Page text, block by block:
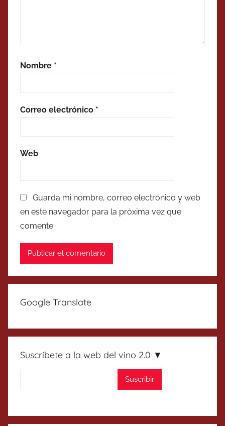
Nombre *
Correo electrónico *
Web
Guarda mi nombre, correo electrónico y web
en este navegador para la próxima vez que
comente.
Google Translate
Suscríbete a la web del vino 2.0 ▼